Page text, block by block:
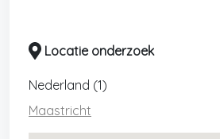
Locatie onderzoek
Nederland (1)
Maastricht